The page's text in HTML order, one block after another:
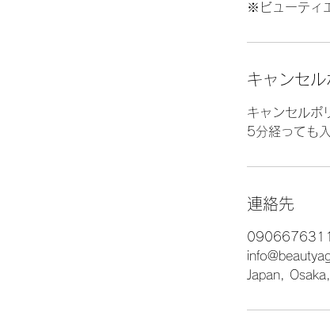
※ビューティ
キャンセル
キャンセルポ
5分経っても
連絡先
Japan,